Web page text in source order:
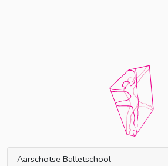
Aarschotse Balletschool